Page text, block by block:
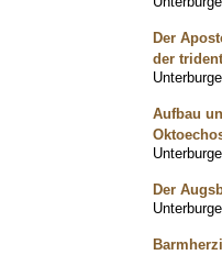
Der
der
Aufbau
Der